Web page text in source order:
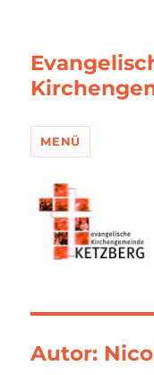
MENÜ
Autor: